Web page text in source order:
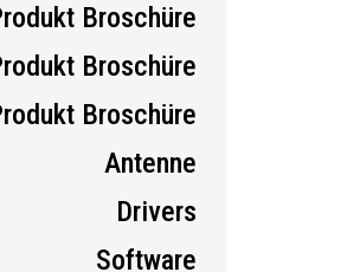
Broschüre
Broschüre
Broschüre
Antenne
Drivers
Software